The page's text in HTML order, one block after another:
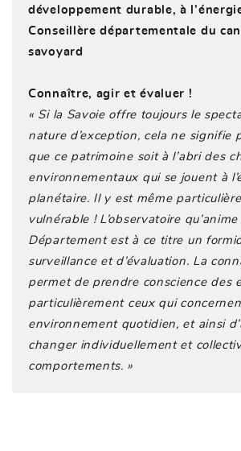
développement durable, à
Conseillère départementale du
savoyard
Connaître, agir et évaluer !
« Si la Savoie offre toujours le
nature d’exception, cela ne signifie
que ce patrimoine soit à l’abri des
environnementaux qui se jouent à
planétaire. Il y est même
vulnérable ! L’observatoire qu’anime
Département est à ce titre un
surveillance et d’évaluation. La
permet de prendre conscience des
particulièrement ceux qui
environnement quotidien, et ainsi
changer individuellement et
comportements. »